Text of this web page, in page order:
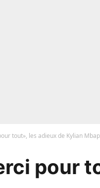
tout», les adieux de Kylian
pour